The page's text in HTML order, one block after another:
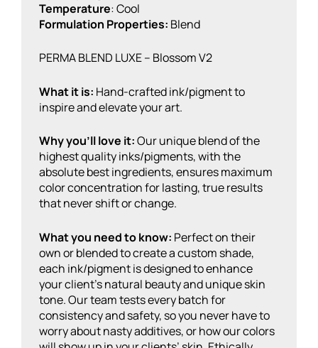
Temperature: Cool
Formulation Properties: Blend
PERMA BLEND LUXE – Blossom V2
What it is: Hand-crafted ink/pigment to
inspire and elevate your art.
Why you’ll love it:Our unique blend of the
highest quality inks/pigments, with the
absolute best ingredients, ensures maximum
color concentration for lasting, true results
that never shift or change.
What you need to know: Perfect on their
own or blended to create a custom shade,
each ink/pigment is designed to enhance
your client’s natural beauty and unique skin
tone. Our team tests every batch for
consistency and safety, so you never have to
worry about nasty additives, or how our colors